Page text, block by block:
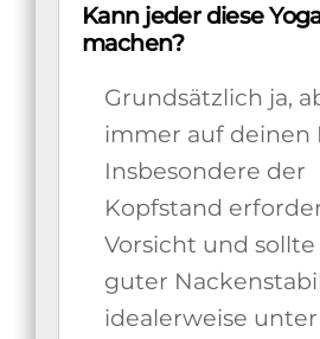
Kann jeder diese
machen?
Grundsätzlich ja,
immer auf deinen
Insbesondere der
Kopfstand
Vorsicht und
guter
idealerweise unter